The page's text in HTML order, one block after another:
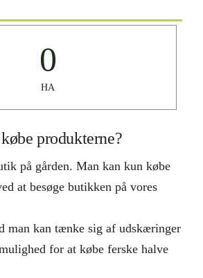
0
HA
produkterne?
på gården. Man kan kun købe
at besøge butikken på vores
man kan tænke sig af udskæringer
for at købe ferske halve